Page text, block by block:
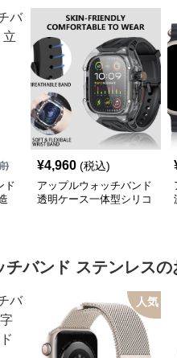
)
ド
¥4,960 (税込)
アップルウォッチバンド
透明ケース一体型シリコ
チバンド ステンレスの
人気